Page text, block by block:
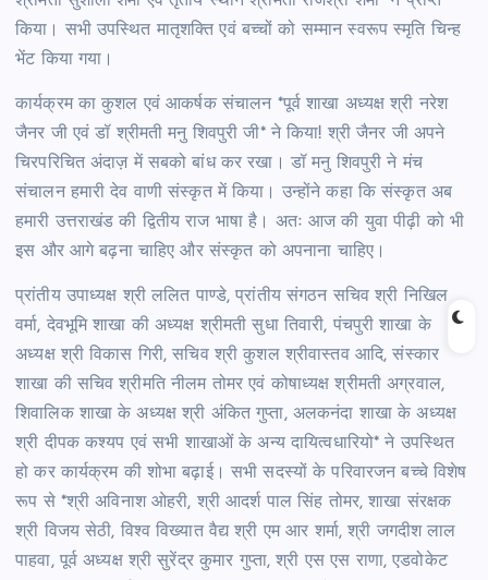
किया। सभी उपस्थित मातृशक्ति एवं बच्चों को सम्मान स्वरूप स्मृति चिन्ह
भेंट किया गया।
कार्यक्रम का कुशल एवं आकर्षक संचालन *पूर्व शाखा अध्यक्ष श्री नरेश
जैनर जी एवं डॉ श्रीमती मनु शिवपुरी जी* ने किया! श्री जैनर जी अपने
चिरपरिचित अंदाज़ में सबको बांध कर रखा। डॉ मनु शिवपुरी ने मंच
संचालन हमारी देव वाणी संस्कृत में किया। उन्होंने कहा कि संस्कृत अब
हमारी उत्तराखंड की द्वितीय राज भाषा है। अतः आज की युवा पीढ़ी को भी
इस और आगे बढ़ना चाहिए और संस्कृत को अपनाना चाहिए।
प्रांतीय उपाध्यक्ष श्री ललित पाण्डे, प्रांतीय संगठन सचिव श्री निखिल
वर्मा, देवभूमि शाखा की अध्यक्ष श्रीमती सुधा तिवारी, पंचपुरी शाखा के
अध्यक्ष श्री विकास गिरी, सचिव श्री कुशल श्रीवास्तव आदि, संस्कार
शाखा की सचिव श्रीमति नीलम तोमर एवं कोषाध्यक्ष श्रीमती अग्रवाल,
शिवालिक शाखा के अध्यक्ष श्री अंकित गुप्ता, अलकनंदा शाखा के अध्यक्ष
श्री दीपक कश्यप एवं सभी शाखाओं के अन्य दायित्वधारियो* ने उपस्थित
हो कर कार्यक्रम की शोभा बढ़ाई। सभी सदस्यों के परिवारजन बच्चे विशेष
रूप से *श्री अविनाश ओहरी, श्री आदर्श पाल सिंह तोमर, शाखा संरक्षक
श्री विजय सेठी, विश्व विख्यात वैद्य श्री एम आर शर्मा, श्री जगदीश लाल
पाहवा, पूर्व अध्यक्ष श्री सुरेंद्र कुमार गुप्ता, श्री एस एस राणा, एडवोकेट